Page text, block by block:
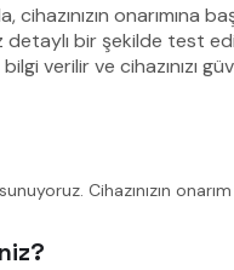
onarımına
detaylı bir şekilde test
verilir ve cihazınızı
Cihazınızın